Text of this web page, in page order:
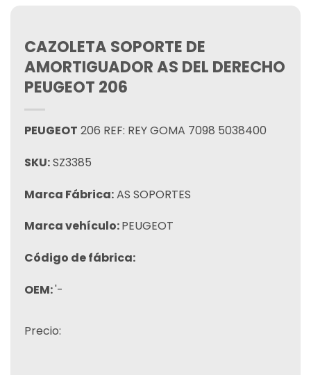
CAZOLETA SOPORTE DE
AMORTIGUADOR AS DEL DERECHO
PEUGEOT 206
PEUGEOT 206 REF: REY GOMA 7098 5038400
SKU:SZ3385
Marca Fábrica:AS SOPORTES
Marca vehículo:PEUGEOT
Código de fábrica:
OEM:'-
Precio: